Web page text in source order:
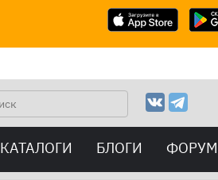
КАТАЛОГИ БЛОГИ ФОРУМ